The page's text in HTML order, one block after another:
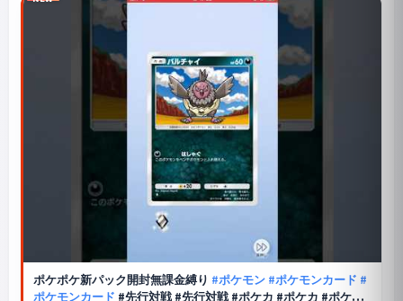
ポケポケ新パック開封無課金縛り #ポケモン #ポケモンカード #
ポケモンカード #先行対戦 #先行対戦 #ポケカ #ポケカ #ポケカ